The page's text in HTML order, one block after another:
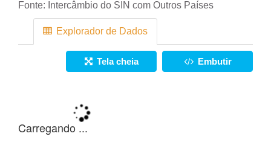
Fonte: Intercâmbio do SIN com Outros Países
Explorador de Dados
Tela cheia Embutir